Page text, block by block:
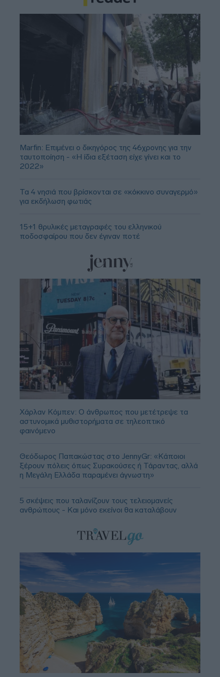
Marfin: Επιμένει ο δικηγόρος της 46χρονης για την
ταυτοποίηση - «Η ίδια εξέταση είχε γίνει και το
2022»
Τα 4 νησιά που βρίσκονται σε «κόκκινο συναγερμό»
για εκδήλωση φωτιάς
15+1 θρυλικές μεταγραφές του ελληνικού
ποδοσφαίρου που δεν έγιναν ποτέ
Χάρλαν Κόμπεν: Ο άνθρωπος που μετέτρεψε τα
αστυνομικά μυθιστορήματα σε τηλεοπτικό
φαινόμενο
Θεόδωρος Παπακώστας στο JennyGr: «Κάποιοι
ξέρουν πόλεις όπως Συρακούσες ή Τάραντας, αλλά
η Μεγάλη Ελλάδα παραμένει άγνωστη»
5 σκέψεις που ταλανίζουν τους τελειομανείς
ανθρώπους - Και μόνο εκείνοι θα καταλάβουν